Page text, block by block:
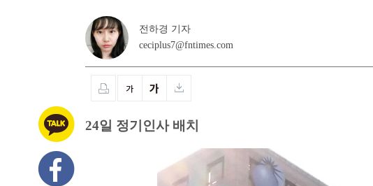
전하경 기자
ceciplus7@fntimes.com
24일 정기인사 배치